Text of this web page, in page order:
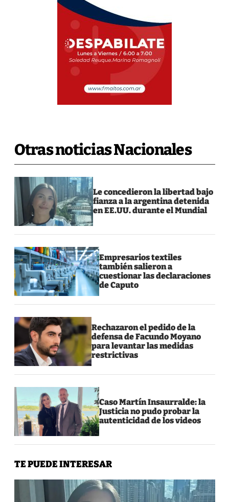
Otras noticias Nacionales
Le concedieron la libertad bajo
fianza a la argentina detenida
en EE.UU. durante el Mundial
Empresarios textiles
también salieron a
cuestionar las declaraciones
de Caputo
Rechazaron el pedido de la
defensa de Facundo Moyano
para levantar las medidas
restrictivas
Caso Martín Insaurralde: la
Justicia no pudo probar la
autenticidad de los videos
TE PUEDE INTERESAR